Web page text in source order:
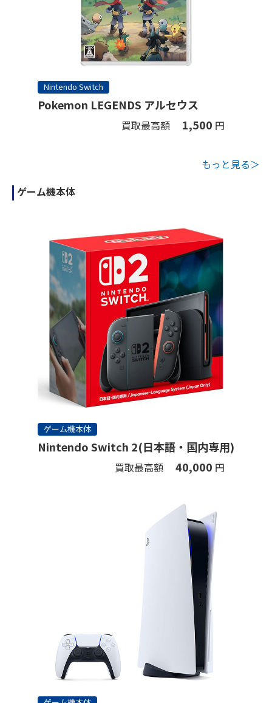
Nintendo Switch
Pokemon LEGENDS アルセウス
買取最高額 1,500 円
もっと見る＞
ゲーム機本体
ゲーム機本体
Nintendo Switch 2(日本語・国内専用)
買取最高額 40,000 円